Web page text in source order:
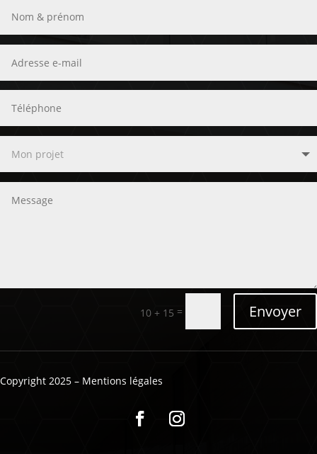
10 + 15 = Envoyer
Copyright 2025 – Mentions légales